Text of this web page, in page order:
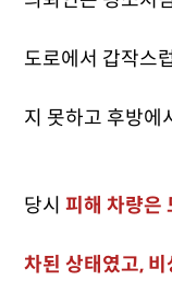
도로에서 갑작스
지 못하고 후방에
당시피해 차량은
차된 상태였고,